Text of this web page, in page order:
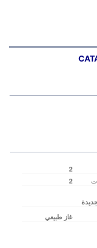
2
2
غاز طبيعي